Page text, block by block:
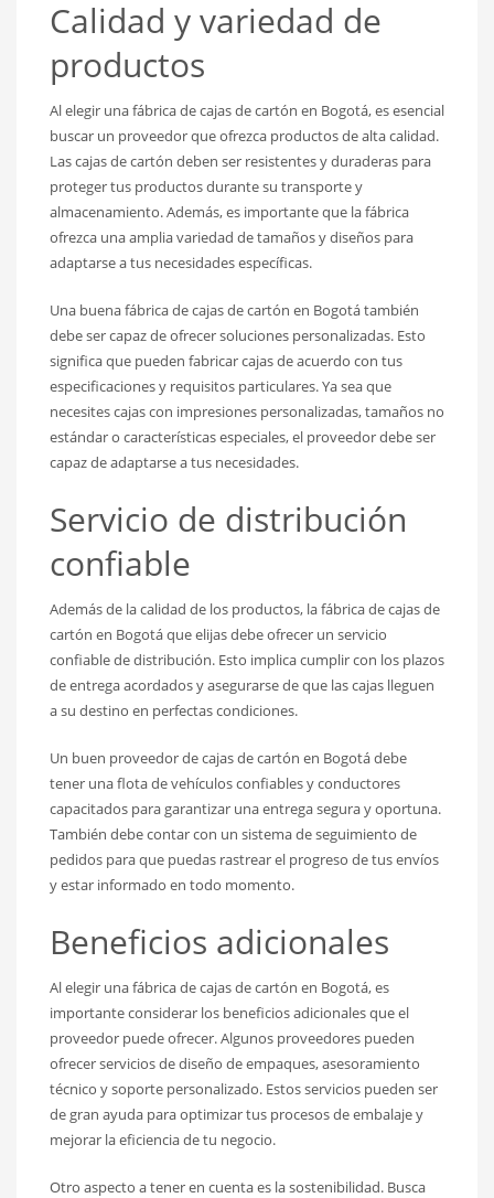
Calidad y variedad de
productos
Al elegir una fábrica de cajas de cartón en Bogotá, es esencial
buscar un proveedor que ofrezca productos de alta calidad.
Las cajas de cartón deben ser resistentes y duraderas para
proteger tus productos durante su transporte y
almacenamiento. Además, es importante que la fábrica
ofrezca una amplia variedad de tamaños y diseños para
adaptarse a tus necesidades específicas.
Una buena fábrica de cajas de cartón en Bogotá también
debe ser capaz de ofrecer soluciones personalizadas. Esto
significa que pueden fabricar cajas de acuerdo con tus
especificaciones y requisitos particulares. Ya sea que
necesites cajas con impresiones personalizadas, tamaños no
estándar o características especiales, el proveedor debe ser
capaz de adaptarse a tus necesidades.
Servicio de distribución
confiable
Además de la calidad de los productos, la fábrica de cajas de
cartón en Bogotá que elijas debe ofrecer un servicio
confiable de distribución. Esto implica cumplir con los plazos
de entrega acordados y asegurarse de que las cajas lleguen
a su destino en perfectas condiciones.
Un buen proveedor de cajas de cartón en Bogotá debe
tener una flota de vehículos confiables y conductores
capacitados para garantizar una entrega segura y oportuna.
También debe contar con un sistema de seguimiento de
pedidos para que puedas rastrear el progreso de tus envíos
y estar informado en todo momento.
Beneficios adicionales
Al elegir una fábrica de cajas de cartón en Bogotá, es
importante considerar los beneficios adicionales que el
proveedor puede ofrecer. Algunos proveedores pueden
ofrecer servicios de diseño de empaques, asesoramiento
técnico y soporte personalizado. Estos servicios pueden ser
de gran ayuda para optimizar tus procesos de embalaje y
mejorar la eficiencia de tu negocio.
Otro aspecto a tener en cuenta es la sostenibilidad. Busca